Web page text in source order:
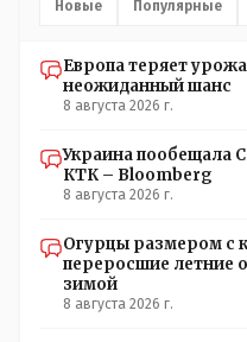
Новые Популярные
Европа теряет
неожиданный шанс
8 августа 2026 г.
Украина пообещала
КТК – Bloomberg
8 августа 2026 г.
Огурцы размером с
переросшие летние
зимой
8 августа 2026 г.